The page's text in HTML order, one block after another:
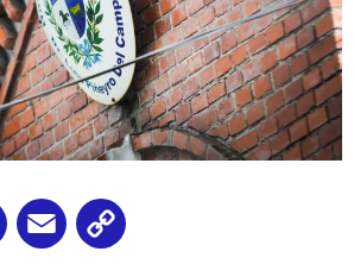
WhatsApp
Email